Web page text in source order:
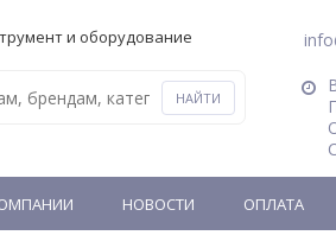
и оборудование
НОВОСТИ ОПЛАТА